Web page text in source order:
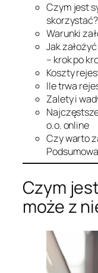
Czym jest
skorzystać?
Warunki
Jak
– krok po
Koszty
Ile trwa
Zalety i
o.o. online
Czy warto
Czym
może z